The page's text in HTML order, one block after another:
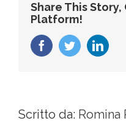
Share This Story,
Platform!
FacebookTwitter
Scritto da: Romina